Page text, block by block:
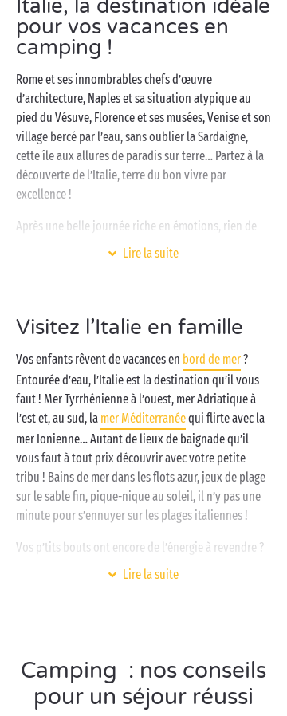
Italie, la destination idéale
pour vos vacances en
camping !
Rome et ses innombrables chefs d’œuvre
d’architecture, Naples et sa situation atypique au
pied du Vésuve, Florence et ses musées, Venise et son
village bercé par l’eau, sans oublier la Sardaigne,
cette île aux allures de paradis sur terre… Partez à la
découverte de l’Italie, terre du bon vivre par
excellence !
Après une belle journée riche en émotions, rien de
tel que de retrouver le calme de votre
camping, une pause farniente à la terrasse du
environs du camping. Tant d’expériences vous
attendent cet été !
Lire la suite
Visitez l’Italie en famille
Vos enfants rêvent de vacances en bord de mer?
Entourée d’eau, l’Italie est la destination qu’il vous
faut ! Mer Tyrrhénienne à l’ouest, mer Adriatique à
l’est et, au sud, la mer Méditerranéequi flirte avec la
mer Ionienne… Autant de lieux de baignade qu’il
vous faut à tout prix découvrir avec votre petite
tribu ! Bains de mer dans les flots azur, jeux de plage
sur le sable fin, pique-nique au soleil, il n’y pas une
minute pour s’ennuyer sur les plages italiennes !
Vos p’tits bouts ont encore de l’énergie à revendre ?
Ils vont adorer se dépenser sur les aires de jeux du
Visitez l’Italie en couple
Lire la suite
Camping : nos conseils
pour un séjour réussi